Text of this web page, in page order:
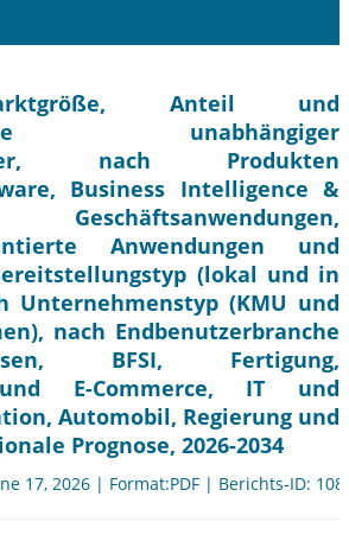
Anteil und
unabhängiger
nach Produkten
Business Intelligence &
Anwendungen und
(lokal und in
Unternehmenstyp (KMU und
nach Endbenutzerbranche
BFSI, Fertigung,
E-Commerce, IT und
Automobil, Regierung und
Prognose, 2026-2034
17, 2026 | Format:PDF | Berichts-ID: